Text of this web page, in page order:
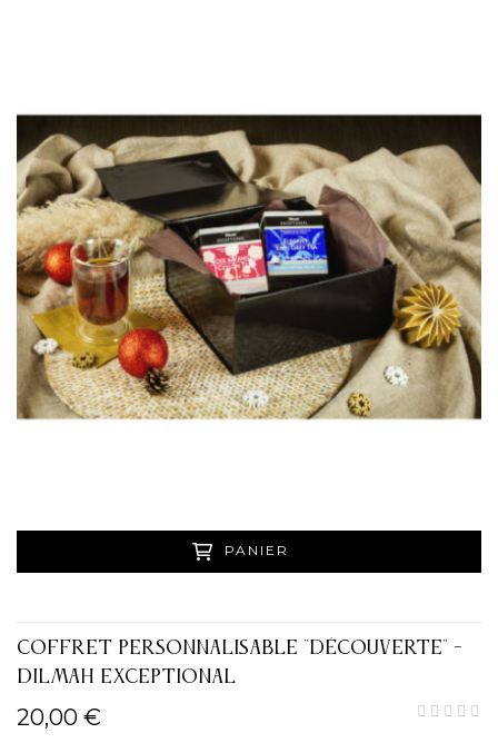
PANIER
COFFRET PERSONNALISABLE "DÉCOUVERTE" -
DILMAH EXCEPTIONAL
20,00 €